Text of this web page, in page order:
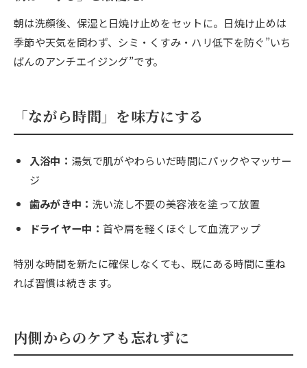
朝は洗顔後、保湿と日焼け止めをセットに。日焼け止めは
季節や天気を問わず、シミ・くすみ・ハリ低下を防ぐ”いち
ばんのアンチエイジング”です。
「ながら時間」を味方にする
入浴中： 湯気で肌がやわらいだ時間にパックやマッサー
ジ
歯みがき中： 洗い流し不要の美容液を塗って放置
ドライヤー中： 首や肩を軽くほぐして血流アップ
特別な時間を新たに確保しなくても、既にある時間に重ね
れば習慣は続きます。
内側からのケアも忘れずに